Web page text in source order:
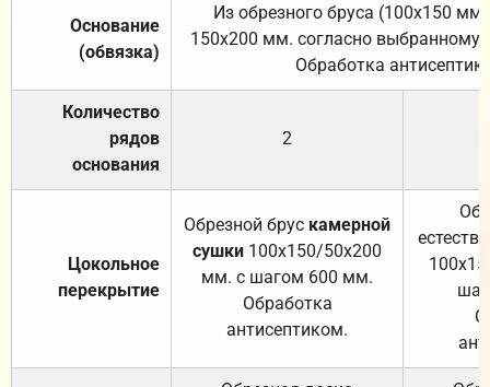
Основание
(обвязка)
Из обрезного бруса (100х150
150х200 мм. согласно выбранному
Обработка
Количество
рядов
основания
2
Цокольное
перекрытие
Обрезной брус камерной
сушки 100х150/50х200
мм. с шагом 600 мм.
Обработка
антисептиком.